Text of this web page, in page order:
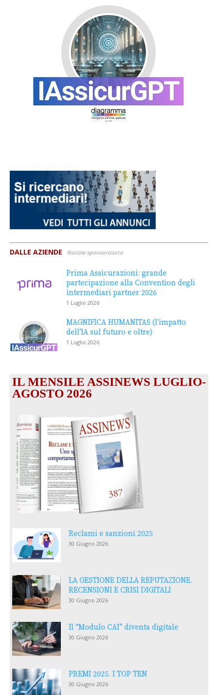
DALLE AZIENDE Notizie sponsorizzate
Prima Assicurazioni: grande
partecipazione alla Convention degli
intermediari partner 2026
1 Luglio 2026
MAGNIFICA HUMANITAS (l’impatto
dell’IA sul futuro e oltre)
1 Luglio 2026
IL MENSILE ASSINEWS LUGLIO-
AGOSTO 2026
Reclami e sanzioni 2025
30 Giugno 2026
LA GESTIONE DELLA REPUTAZIONE.
RECENSIONI E CRISI DIGITALI
30 Giugno 2026
Il “Modulo CAI” diventa digitale
30 Giugno 2026
PREMI 2025. I TOP TEN
30 Giugno 2026